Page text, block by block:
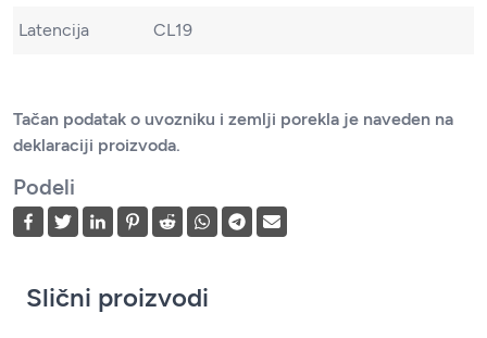
Latencija CL19
Tačan podatak o uvozniku i zemlji porekla je naveden na
deklaraciji proizvoda.
Podeli
Slični proizvodi